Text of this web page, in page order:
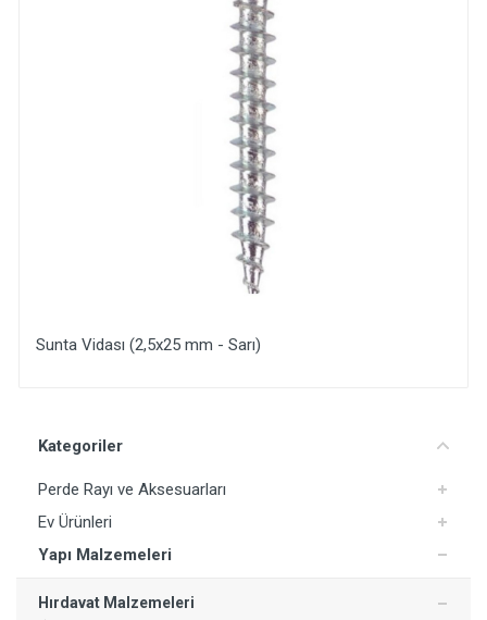
Kategoriler
Perde Rayı ve Aksesuarları
Ev Ürünleri
Yapı Malzemeleri
Hırdavat Malzemeleri
Sunta Vidası (2,5x25 mm - Sarı)